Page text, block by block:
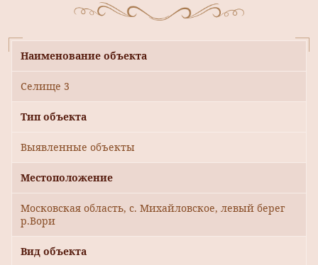
Наименование объекта
Селище 3
Тип объекта
Выявленные объекты
Местоположение
Московская область, с. Михайловское, левый берег
р.Вори
Вид объекта